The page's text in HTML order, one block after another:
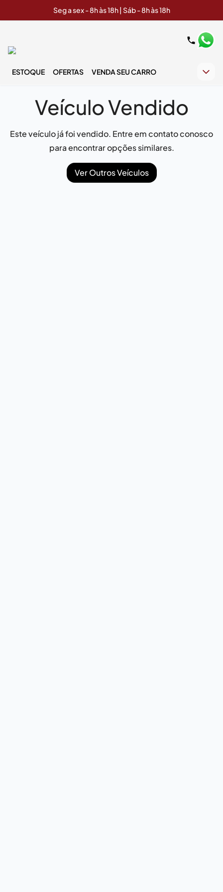
Seg a sex - 8h às 18h | Sáb - 8h às 18h
ESTOQUE OFERTAS VENDA SEU CARRO
Veículo Vendido
Este veículo já foi vendido. Entre em contato conosco
para encontrar opções similares.
Ver Outros Veículos